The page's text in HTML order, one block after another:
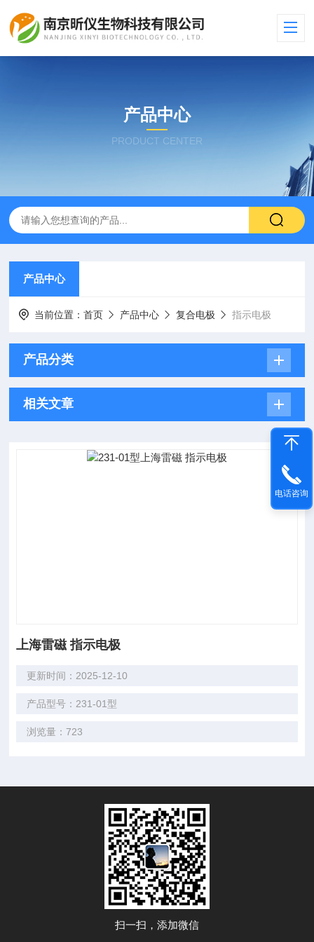
产品中心
PRODUCT CENTER
产品中心
当前位置：首页 产品中心 复合电极 指示电极
产品分类
相关文章
上海雷磁 指示电极
更新时间：2025-12-10
产品型号：231-01型
浏览量：723
扫一扫，添加微信
电话咨询